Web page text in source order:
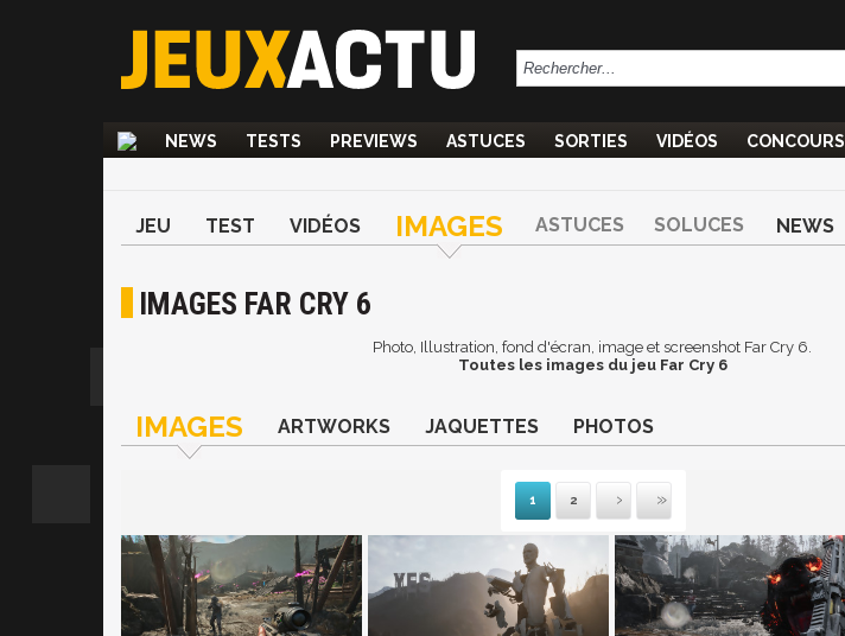
NEWS TESTS PREVIEWS ASTUCES SORTIES VIDÉOS CONCOURS
JEU TEST VIDÉOS IMAGES ASTUCES SOLUCES NEWS
IMAGES FAR CRY 6
Photo, Illustration, fond d'écran, image et screenshot Far Cry 6.
Toutes les images du jeu Far Cry 6
IMAGES ARTWORKS JAQUETTES PHOTOS
1 2
Suivante
Dernière